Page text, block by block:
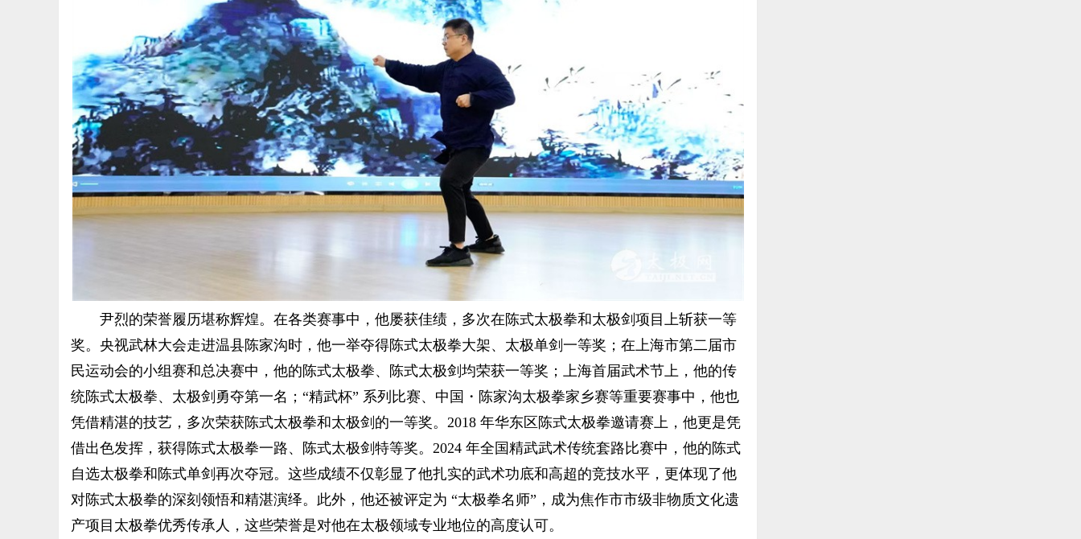
步
尹烈的荣誉履历堪称辉煌。在各类赛事中，他屡获佳绩，多次在陈式太极拳和太极剑项目上斩获一等
奖。央视武林大会走进温县陈家沟时，他一举夺得陈式太极拳大架、太极单剑一等奖；在上海市第二届市
民运动会的小组赛和总决赛中，他的陈式太极拳、陈式太极剑均荣获一等奖；上海首届武术节上，他的传
统陈式太极拳、太极剑勇夺第一名；“精武杯” 系列比赛、中国・陈家沟太极拳家乡赛等重要赛事中，他也
凭借精湛的技艺，多次荣获陈式太极拳和太极剑的一等奖。2018 年华东区陈式太极拳邀请赛上，他更是凭
借出色发挥，获得陈式太极拳一路、陈式太极剑特等奖。2024 年全国精武武术传统套路比赛中，他的陈式
自选太极拳和陈式单剑再次夺冠。这些成绩不仅彰显了他扎实的武术功底和高超的竞技水平，更体现了他
对陈式太极拳的深刻领悟和精湛演绎。此外，他还被评定为 “太极拳名师”，成为焦作市市级非物质文化遗
产项目太极拳优秀传承人，这些荣誉是对他在太极领域专业地位的高度认可。